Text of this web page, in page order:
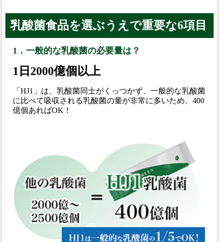
乳酸菌食品を選ぶうえで重要な6項目
1．一般的な乳酸菌の必要量は？
1日2000億個以上
「HJ1」は、乳酸菌同士がくっつかず、一般的な乳酸菌
に比べて吸収される乳酸菌の量が非常に多いため、400
億個あればOK！